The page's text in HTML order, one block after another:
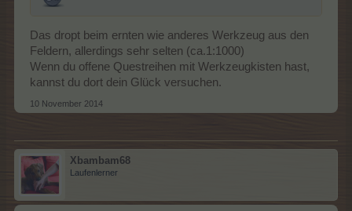
Das dropt beim ernten wie anderes Werkzeug aus den
Feldern, allerdings sehr selten (ca.1:1000)
Wenn du offene Questreihen mit Werkzeugkisten hast,
kannst du dort dein Glück versuchen.
10 November 2014
Xbambam68
Laufenlerner